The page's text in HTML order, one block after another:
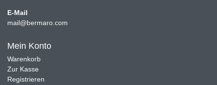
E-Mail
mail@bermaro.com
Mein Konto
Warenkorb
Zur Kasse
Registrieren